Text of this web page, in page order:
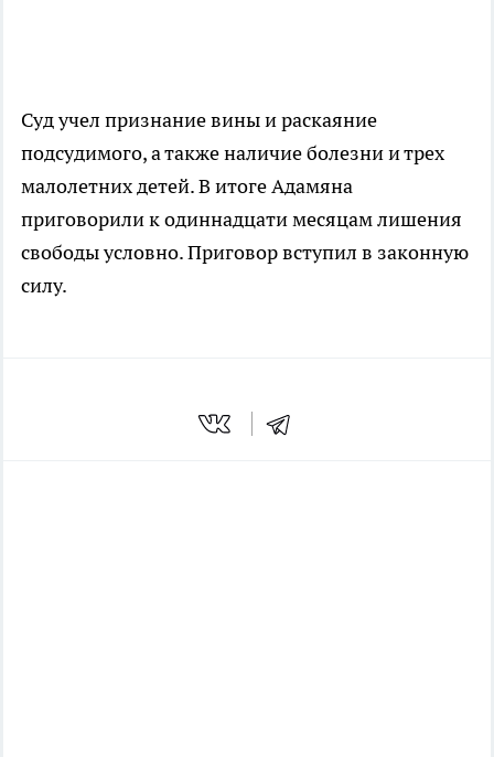
Суд учел признание вины и раскаяние
подсудимого, а также наличие болезни и трех
малолетних детей. В итоге Адамяна
приговорили к одиннадцати месяцам лишения
свободы условно. Приговор вступил в законную
силу.